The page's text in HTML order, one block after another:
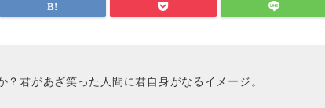
君があざ笑った人間に君自身がなるイメージ。